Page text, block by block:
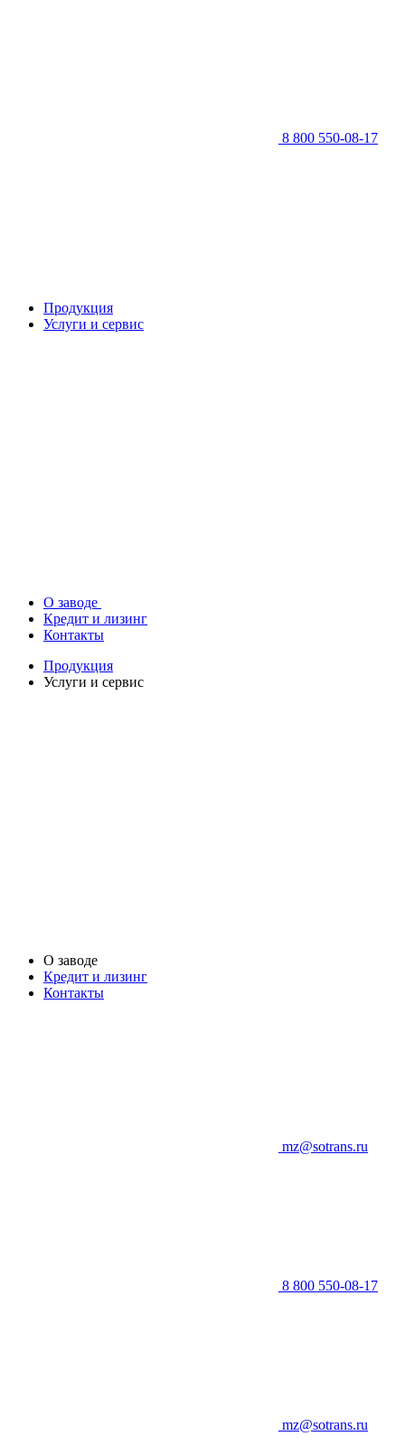
8 800 550-08-17
Продукция
Услуги и сервис
О заводе
Кредит и лизинг
Контакты
Продукция
Услуги и сервис
О заводе
Кредит и лизинг
Контакты
mz@sotrans.ru
8 800 550-08-17
mz@sotrans.ru